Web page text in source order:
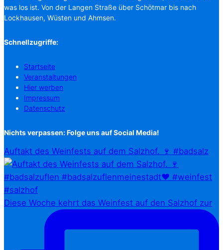
was los ist. Von der Langen Straße über Schötmar bis nach
Lockhausen, Wüsten und Ahmsen.
Schnellzugriffe:
Startseite
Veranstaltungen
Hier werben
Impressum
Datenschutz
Nichts verpassen: Folge uns auf Social Media!
Auftakt des Weinfests auf dem Salzhof. 🍷 #badsalz
Diese Woche kehrt das Weinfest auf den Salzhof zur